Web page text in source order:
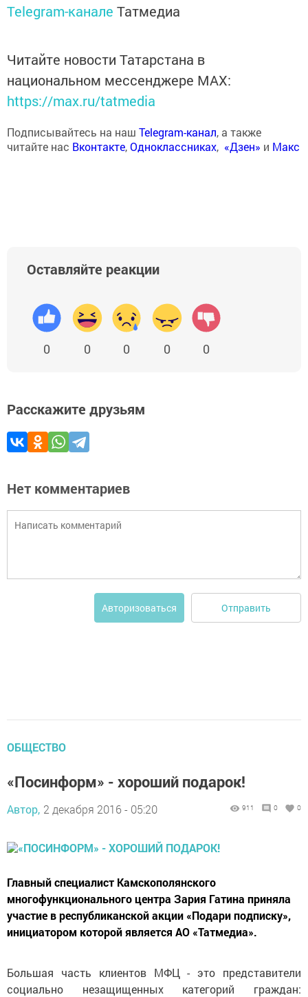
Telegram-канале Татмедиа
Читайте новости Татарстана в
национальном мессенджере MАХ:
https://max.ru/tatmedia
Подписывайтесь на наш Telegram-канал, а также
читайте нас Вконтакте,Одноклассниках, «Дзен» и Макс
Оставляйте реакции
0 0 0 0 0
Расскажите друзьям
Нет комментариев
Авторизоваться Отправить
ОБЩЕСТВО
«Посинформ» - хороший подарок!
Автор, 2 декабря 2016 - 05:20 911 0 0
Главный специалист Камскополянского
многофункционального центра Зария Гатина приняла
участие в республиканской акции «Подари подписку»,
инициатором которой является АО «Татмедиа».
Большая часть клиентов МФЦ - это представители
социально незащищенных категорий граждан: